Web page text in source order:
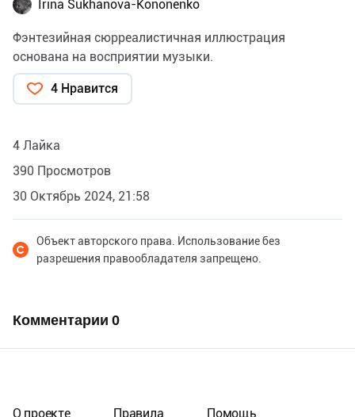
Irina Sukhanova-Kononenko
Фэнтезийная сюрреалистичная иллюстрация
основана на восприятии музыки.
4 Нравится
4 Лайка
390 Просмотров
30 Октябрь 2024, 21:58
Объект авторского права. Использование без
разрешения правообладателя запрещено.
Комментарии 0
О проекте Правила Помощь